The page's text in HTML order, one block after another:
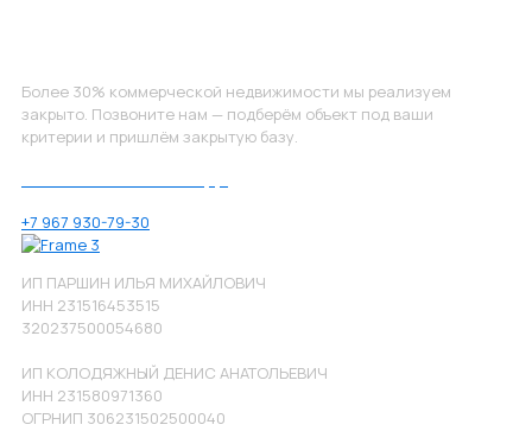
Более 30% коммерческой недвижимости мы реализуем
закрыто. Позвоните нам — подберём объект под ваши
критерии и пришлём закрытую базу.
+7 967 930-79-30
ИП ПАРШИН ИЛЬЯ МИХАЙЛОВИЧ
ИНН 231516453515
320237500054680
ИП КОЛОДЯЖНЫЙ ДЕНИС АНАТОЛЬЕВИЧ
ИНН 231580971360
ОГРНИП 306231502500040